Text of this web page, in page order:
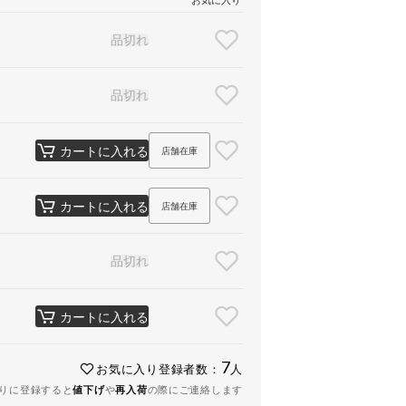
品切れ
品切れ
カートに入れる 店舗在庫
カートに入れる 店舗在庫
品切れ
カートに入れる
お気に入り登録者数： 7 人
に登録すると値下げや再入荷の際にご連絡します